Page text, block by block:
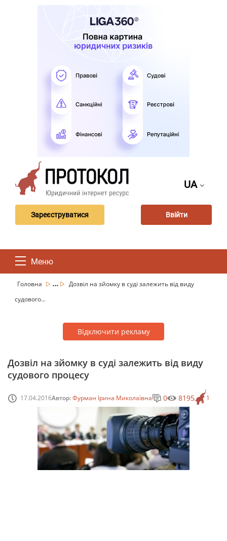
UA
Зареєструватися Ввійти
Меню
Головна ...
Дозвіл на зйомку в суді залежить від виду
судового...
Відключити рекламу
Дозвіл на зйомку в суді залежить від виду
судового процесу
17.04.2016Автор:Фурман Ірина Миколаївна 1
0 8195